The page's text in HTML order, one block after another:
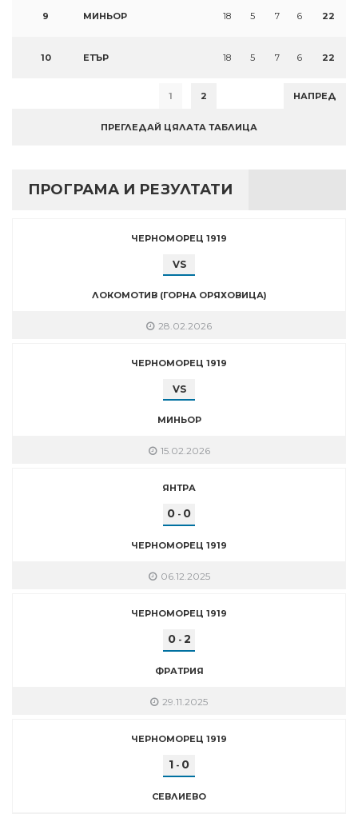
9 МИНЬОР 18 5 7 6 22
10 ЕТЪР 18 5 7 6 22
1 2 НАПРЕД
ПРЕГЛЕДАЙ ЦЯЛАТА ТАБЛИЦА
ПРОГРАМА И РЕЗУЛТАТИ
ЧЕРНОМОРЕЦ 1919
VS
ЛОКОМОТИВ (ГОРНА ОРЯХОВИЦА)
28.02.2026
ЧЕРНОМОРЕЦ 1919
VS
МИНЬОР
15.02.2026
ЯНТРА
0 - 0
ЧЕРНОМОРЕЦ 1919
06.12.2025
ЧЕРНОМОРЕЦ 1919
0- 2
ФРАТРИЯ
29.11.2025
ЧЕРНОМОРЕЦ 1919
1 - 0
СЕВЛИЕВО